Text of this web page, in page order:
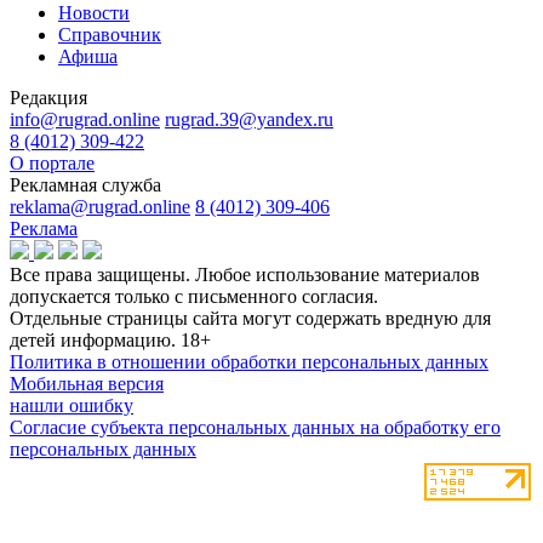
Новости
Справочник
Афиша
Редакция
info@rugrad.online rugrad.39@yandex.ru
8 (4012) 309-422
О портале
Рекламная служба
reklama@rugrad.online 8 (4012) 309-406
Реклама
Все права защищены. Любое использование материалов
допускается только с письменного согласия.
Отдельные страницы сайта могут содержать вредную для
детей информацию. 18+
Политика в отношении обработки персональных данных
Мобильная версия
нашли ошибку
Согласие субъекта персональных данных на обработку его
персональных данных